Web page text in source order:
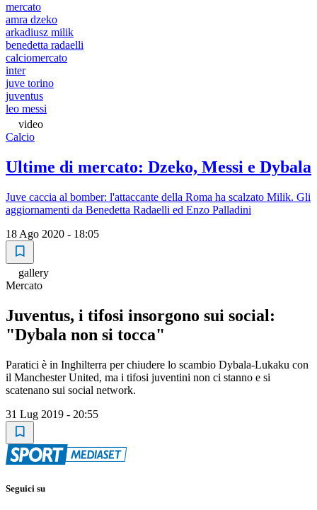
mercato
amra dzeko
arkadiusz milik
benedetta radaelli
calciomercato
inter
juve torino
juventus
leo messi
video
Calcio
Ultime di mercato: Dzeko, Messi e Dybala
Juve caccia al bomber: l'attaccante della Roma ha scalzato Milik. Gli
aggiornamenti da Benedetta Radaelli ed Enzo Palladini
18 Ago 2020 - 18:05
gallery
Mercato
Juventus, i tifosi insorgono sui social:
"Dybala non si tocca"
Paratici è in Inghilterra per chiudere lo scambio Dybala-Lukaku con
il Manchester United, ma i tifosi juventini non ci stanno e si
scatenano sui social network.
31 Lug 2019 - 20:55
Seguici su